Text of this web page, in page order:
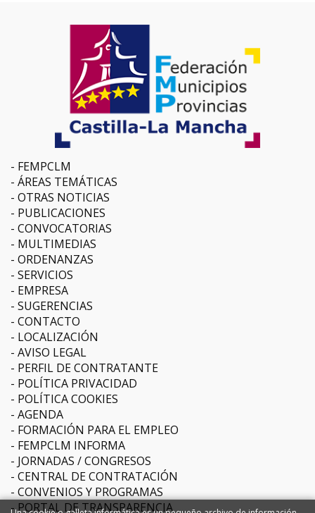
FEMPCLM
ÁREAS TEMÁTICAS
OTRAS NOTICIAS
PUBLICACIONES
CONVOCATORIAS
MULTIMEDIAS
ORDENANZAS
SERVICIOS
EMPRESA
SUGERENCIAS
CONTACTO
LOCALIZACIÓN
AVISO LEGAL
PERFIL DE CONTRATANTE
POLÍTICA PRIVACIDAD
POLÍTICA COOKIES
AGENDA
FORMACIÓN PARA EL EMPLEO
FEMPCLM INFORMA
JORNADAS / CONGRESOS
CENTRAL DE CONTRATACIÓN
CONVENIOS Y PROGRAMAS
PORTAL DE TRANSPARENCIA